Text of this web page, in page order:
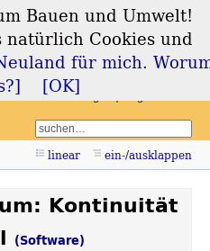
und
linear ein-/ausklappen
Kontinuität
(Software)
Bauen und Umwelt!
Cookies und
für mich.
[OK]